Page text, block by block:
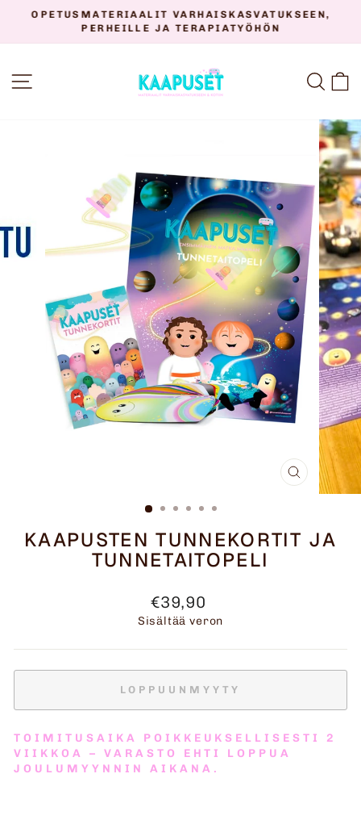
Siirry
Keskeytä
OPETUSMATERIAALIT VARHAISKASVATUKSEEN,
PERHEILLE JA TERAPIATYÖHÖN
SIVUSTON NAVIGOINTI
SULJE
(ESC)
KAAPUSTEN TUNNEKORTIT JA
TUNNETAITOPELI
Normaalihinta
€39,90
Sisältää veron
LOPPUUNMYYTY
TOIMITUSAIKA POIKKEUKSELLISESTI 2
VIIKKOA – VARASTO EHTI LOPPUA
JOULUMYYNNIN AIKANA.